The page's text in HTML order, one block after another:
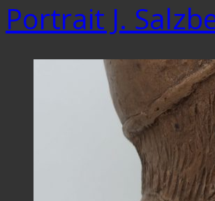
Portrait J.